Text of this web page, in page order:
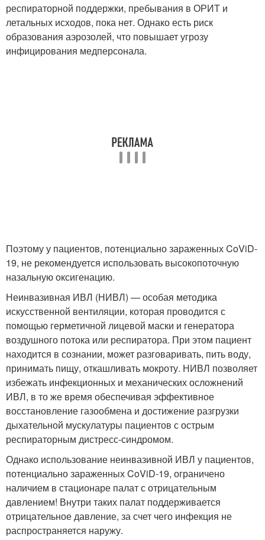
респираторной поддержки, пребывания в ОРИТ и
летальных исходов, пока нет. Однако есть риск
образования аэрозолей, что повышает угрозу
инфицирования медперсонала.
Поэтому у пациентов, потенциально зараженных CoViD-
19, не рекомендуется использовать высокопоточную
назальную оксигенацию.
Неинвазивная ИВЛ (НИВЛ) — особая методика
искусственной вентиляции, которая проводится с
помощью герметичной лицевой маски и генератора
воздушного потока или респиратора. При этом пациент
находится в сознании, может разговаривать, пить воду,
принимать пищу, откашливать мокроту. НИВЛ позволяет
избежать инфекционных и механических осложнений
ИВЛ, в то же время обеспечивая эффективное
восстановление газообмена и достижение разгрузки
дыхательной мускулатуры пациентов с острым
респираторным дистресс-синдромом.
Однако использование неинвазивной ИВЛ у пациентов,
потенциально зараженных CoViD-19, ограничено
наличием в стационаре палат с отрицательным
давлением! Внутри таких палат поддерживается
отрицательное давление, за счет чего инфекция не
распространяется наружу.